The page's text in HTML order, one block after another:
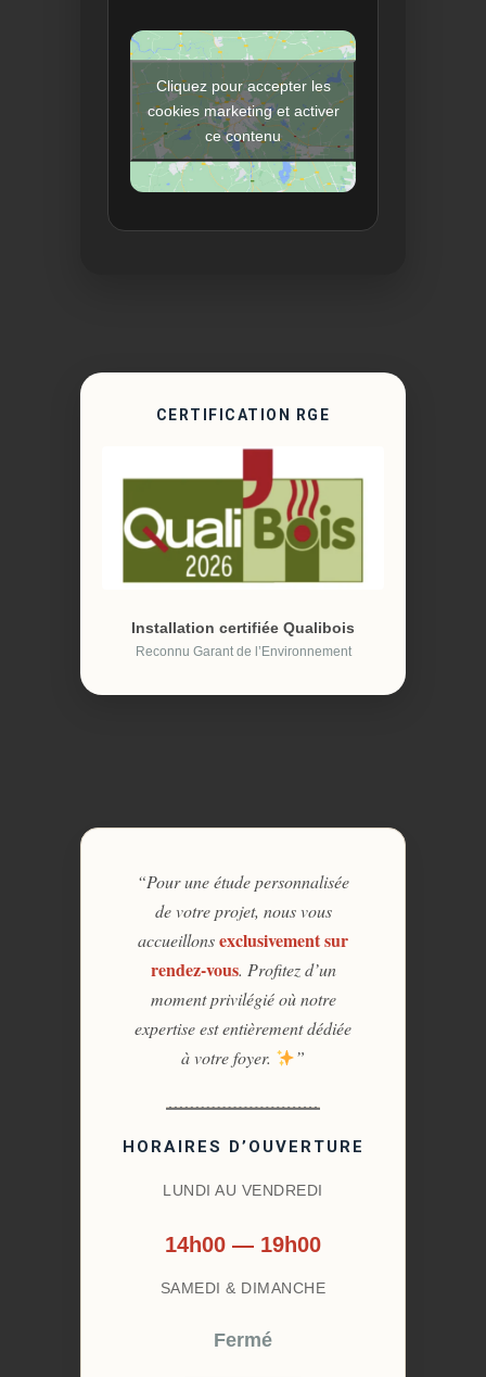
Cliquez pour accepter les
cookies marketing et activer
ce contenu
CERTIFICATION RGE
Installation certifiée Qualibois
Reconnu Garant de l’Environnement
“Pour une étude personnalisée
de votre projet, nous vous
accueillonsexclusivement sur
rendez-vous. Profitez d’un
moment privilégié où notre
expertise est entièrement dédiée
à votre foyer.
”
HORAIRES D’OUVERTURE
LUNDI AU VENDREDI
14h00 — 19h00
SAMEDI & DIMANCHE
Fermé